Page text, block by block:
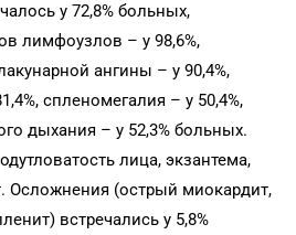
у 72,8% больных,
лимфоузлов – у 98,6%,
ангины – у 90,4%,
спленомегалия – у 50,4%,
дыхания – у 52,3% больных.
лица, экзантема,
Осложнения (острый миокардит,
встречались у 5,8%